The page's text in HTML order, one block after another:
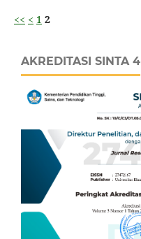
<< < 1 2
AKREDITASI SINTA 4